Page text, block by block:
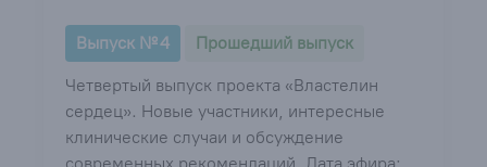
Выпуск № 4 Прошедший выпуск
Четвертый выпуск проекта «Властелин
сердец». Новые участники, интересные
клинические случаи и обсуждение